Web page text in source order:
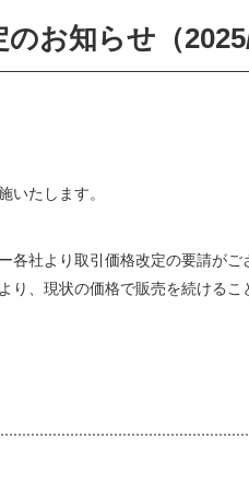
お知らせ（
いたします。
各社より取引価格改定の要請がご
、現状の価格で販売を続ける